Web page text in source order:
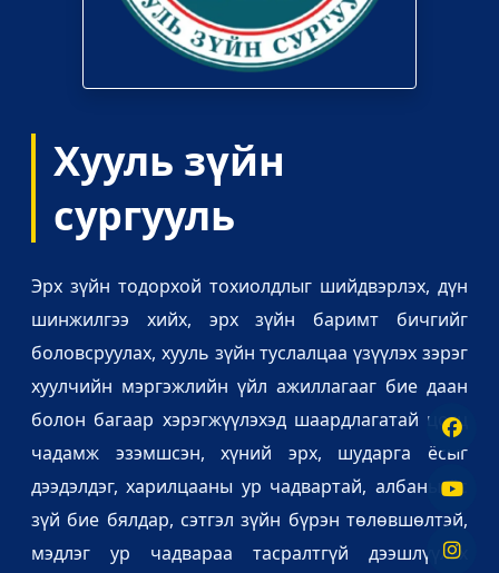
Хууль зүйн
сургууль
Эрх зүйн тодорхой тохиолдлыг шийдвэрлэх, дүн
шинжилгээ хийх, эрх зүйн баримт бичгийг
боловсруулах, хууль зүйн туслалцаа үзүүлэх зэрэг
хуулчийн мэргэжлийн үйл ажиллагааг бие даан
болон багаар хэрэгжүүлэхэд шаардлагатай цогц
чадамж эзэмшсэн, хүний эрх, шударга ёсыг
дээдэлдэг, харилцааны ур чадвартай, албаны ёс
зүй бие бялдар, сэтгэл зүйн бүрэн төлөвшөлтэй,
мэдлэг ур чадвараа тасралтгүй дээшлүүлэх